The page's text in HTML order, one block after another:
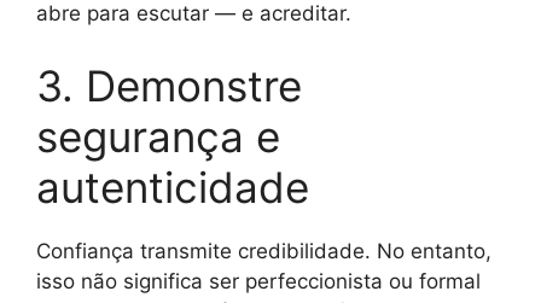
abre para escutar — e acreditar.
3. Demonstre
segurança e
autenticidade
Confiança transmite credibilidade. No entanto,
isso não significa ser perfeccionista ou formal